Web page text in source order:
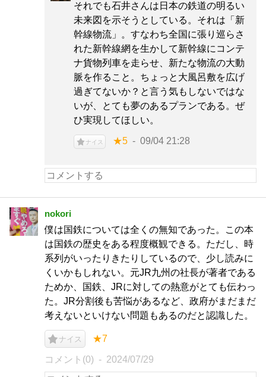
それでも石井さんは日本の鉄道の明るい
未来図を示そうとしている。それは「新
幹線物流」。すなわち全国に張り巡らさ
れた新幹線網を生かして新幹線にコンテ
ナ貨物列車を走らせ、新たな物流の大動
脈を作ること。ちょっと大風呂敷を広げ
過ぎてないか？と言う気もしないではな
いが、とても夢のあるプランである。ぜ
ひ実現してほしい。
ナイス ★5 09/04 21:28
nokori
僕は国鉄については全くの無知であった。この本
は国鉄の歴史をある程度概観できる。ただし、時
系列がいったりきたりしているので、少し読みに
くいかもしれない。元JR九州の社長が著者である
ためか、国鉄、JRに対しての熱意がとても伝わっ
た。JR分割後も苦悩があるなど、政府がまだまだ
考えないといけない問題もあるのだと認識した。
ナイス ★7
コメント(0) 2024/07/29